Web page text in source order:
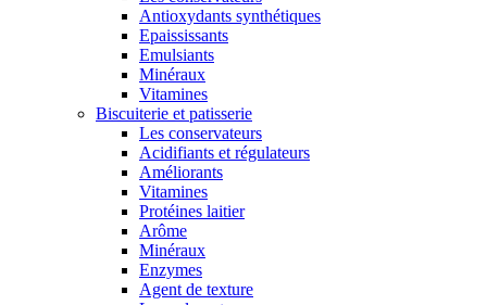
Antioxydants synthétiques
Epaississants
Emulsiants
Minéraux
Vitamines
Biscuiterie et patisserie
Les conservateurs
Acidifiants et régulateurs
Améliorants
Vitamines
Protéines laitier
Arôme
Minéraux
Enzymes
Agent de texture